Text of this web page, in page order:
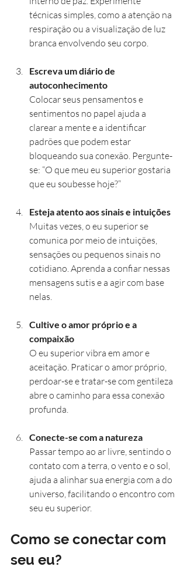
técnicas simples, como a atenção na
respiração ou a visualização de luz
branca envolvendo seu corpo.
Escreva um diário de
autoconhecimento
Colocar seus pensamentos e
sentimentos no papel ajuda a
clarear a mente e a identificar
padrões que podem estar
bloqueando sua conexão. Pergunte-
se: “O que meu eu superior gostaria
que eu soubesse hoje?”
Esteja atento aos sinais e intuições
Muitas vezes, o eu superior se
comunica por meio de intuições,
sensações ou pequenos sinais no
cotidiano. Aprenda a confiar nessas
mensagens sutis e a agir com base
nelas.
Cultive o amor próprio e a
compaixão
O eu superior vibra em amor e
aceitação. Praticar o amor próprio,
perdoar-se e tratar-se com gentileza
abre o caminho para essa conexão
profunda.
Conecte-se com a natureza
Passar tempo ao ar livre, sentindo o
contato com a terra, o vento e o sol,
ajuda a alinhar sua energia com a do
universo, facilitando o encontro com
seu eu superior.
Como se conectar com
seu eu?